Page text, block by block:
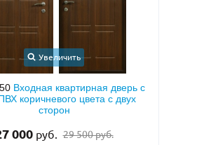
Увеличить
Входная квартирная дверь с
коричневого цвета с двух
сторон
000 руб. 29 500 руб.